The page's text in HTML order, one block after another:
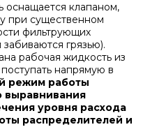
оснащается клапаном,
при существенном
фильтрующих
грязью).
рабочая жидкость из
напрямую в
режим работы
выравнивания
уровня расхода
распределителей и